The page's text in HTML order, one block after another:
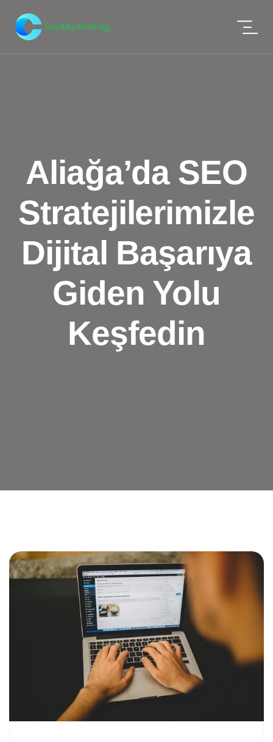
Aliağa’da SEO
Stratejilerimizle
Dijital Başarıya
Giden Yolu
Keşfedin